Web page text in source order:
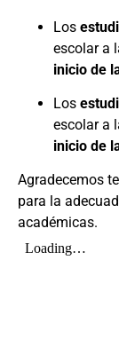
Los
escolar a
inicio de
Los
escolar a
inicio de
Agradecemos
para la
académicas.